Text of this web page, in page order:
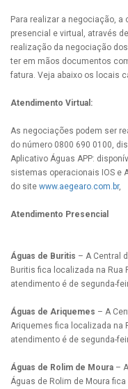
Para realizar a negociação,
presencial e virtual, através
realização da negociação
ter em mãos documentos
fatura. Veja abaixo os locais
Atendimento Virtual:
As negociações podem ser
do número 0800 690 0100,
Aplicativo Águas APP:
sistemas operacionais IOS e
do site www.aegearo.com.br,
Atendimento Presencial
Águas de Buritis – A Central
Buritis fica localizada na Rua
atendimento é de segunda-
Águas de Ariquemes – A
Ariquemes fica localizada na
atendimento é de segunda-
Águas de Rolim de Moura –
Águas de Rolim de Moura